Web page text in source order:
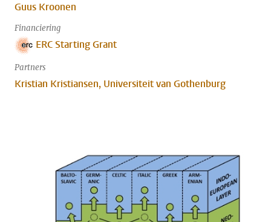
Guus Kroonen
Financiering
ERC Starting Grant
Partners
Kristian Kristiansen, Universiteit van Gothenburg